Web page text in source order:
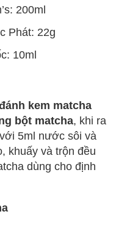
200ml
Phát: 22g
10ml
kem matcha
bột matcha, khi ra
5ml nước sôi và
khuấy và trộn đều
dùng cho định